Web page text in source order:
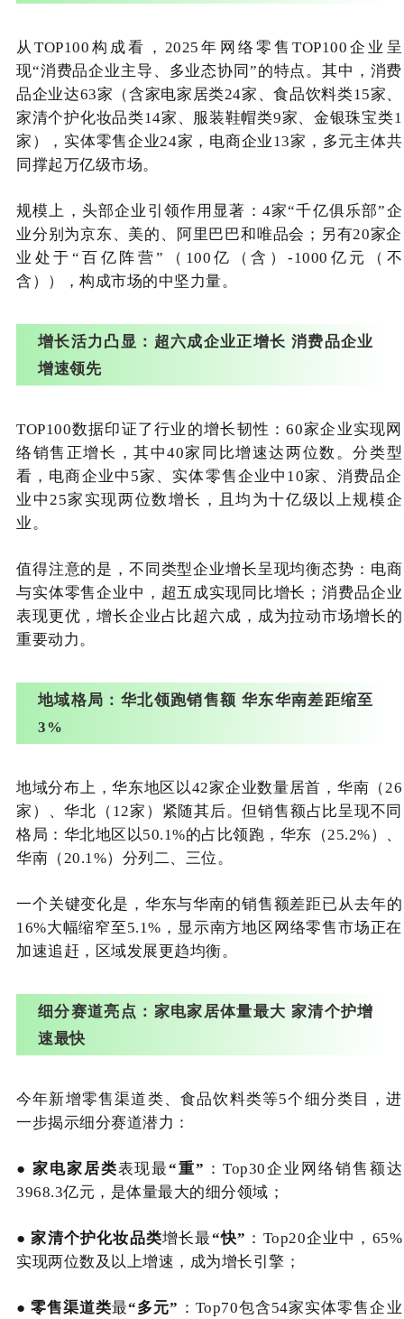
从TOP100构成看，2025年网络零售TOP100企业呈
现“消费品企业主导、多业态协同”的特点。其中，消费
品企业达63家（含家电家居类24家、食品饮料类15家、
家清个护化妆品类14家、服装鞋帽类9家、金银珠宝类1
家），实体零售企业24家，电商企业13家，多元主体共
同撑起万亿级市场。
规模上，头部企业引领作用显著：4家“千亿俱乐部”企
业分别为京东、美的、阿里巴巴和唯品会；另有20家企
业处于“百亿阵营”（100亿（含）-1000亿元（不
含）），构成市场的中坚力量。
增长活力凸显：超六成企业正增长 消费品企业
增速领先
TOP100数据印证了行业的增长韧性：60家企业实现网
络销售正增长，其中40家同比增速达两位数。分类型
看，电商企业中5家、实体零售企业中10家、消费品企
业中25家实现两位数增长，且均为十亿级以上规模企
业。
值得注意的是，不同类型企业增长呈现均衡态势：电商
与实体零售企业中，超五成实现同比增长；消费品企业
表现更优，增长企业占比超六成，成为拉动市场增长的
重要动力。
地域格局：华北领跑销售额 华东华南差距缩至
3%
地域分布上，华东地区以42家企业数量居首，华南（26
家）、华北（12家）紧随其后。但销售额占比呈现不同
格局：华北地区以50.1%的占比领跑，华东（25.2%）、
华南（20.1%）分列二、三位。
一个关键变化是，华东与华南的销售额差距已从去年的
16%大幅缩窄至5.1%，显示南方地区网络零售市场正在
加速追赶，区域发展更趋均衡。
细分赛道亮点：家电家居体量最大 家清个护增
速最快
今年新增零售渠道类、食品饮料类等5个细分类目，进
一步揭示细分赛道潜力：
● 家电家居类表现最“重” ：Top30企业网络销售额达
3968.3亿元，是体量最大的细分领域；
●家清个护化妆品类增长最“快” ：Top20企业中，65%
实现两位数及以上增速，成为增长引擎；
●零售渠道类最“多元” ：Top70包含54家实体零售企业